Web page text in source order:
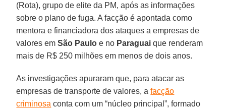
(Rota), grupo de elite da PM, após as informações
sobre o plano de fuga. A facção é apontada como
mentora e financiadora dos ataques a empresas de
valores emSão Paulo e no Paraguai que renderam
mais de R$ 250 milhões em menos de dois anos.
As investigações apuraram que, para atacar as
empresas de transporte de valores, afacção
criminosa conta com um “núcleo principal”, formado